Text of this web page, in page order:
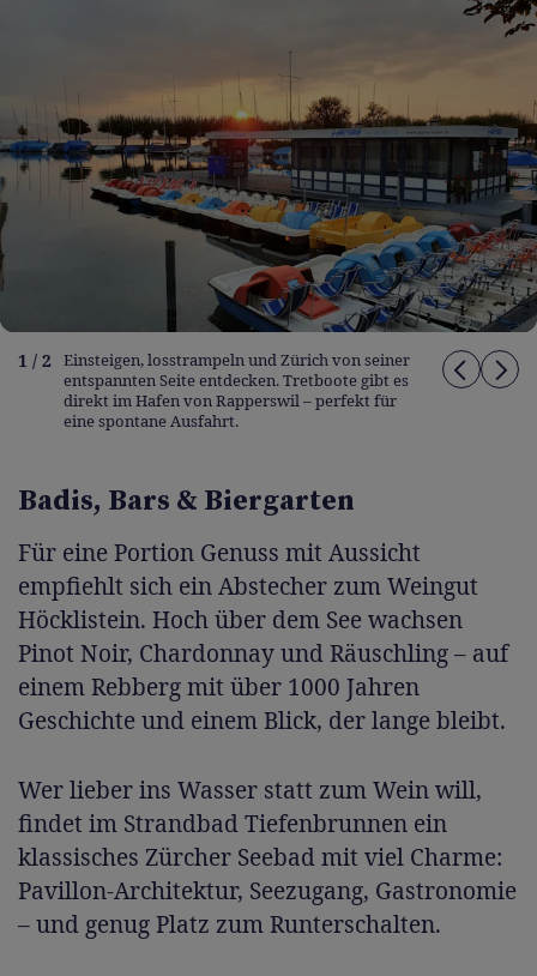
1 / 2
Einsteigen, losstrampeln und Zürich von seiner
entspannten Seite entdecken. Tretboote gibt es
direkt im Hafen von Rapperswil – perfekt für
eine spontane Ausfahrt.
Badis, Bars & Biergarten
Für eine Portion Genuss mit Aussicht
empfiehlt sich ein Abstecher zum Weingut
Höcklistein. Hoch über dem See wachsen
Pinot Noir, Chardonnay und Räuschling – auf
einem Rebberg mit über 1000 Jahren
Geschichte und einem Blick, der lange bleibt.
Wer lieber ins Wasser statt zum Wein will,
findet im Strandbad Tiefenbrunnen ein
klassisches Zürcher Seebad mit viel Charme:
Pavillon-Architektur, Seezugang, Gastronomie
– und genug Platz zum Runterschalten.